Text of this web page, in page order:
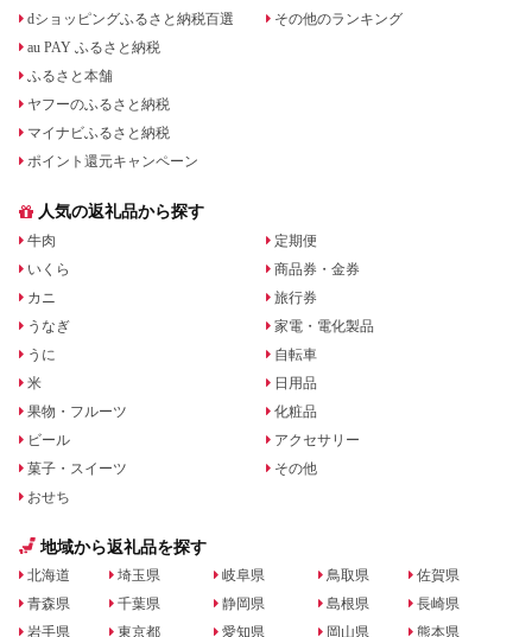
dショッピングふるさと納税百選
au PAY ふるさと納税
ふるさと本舗
ヤフーのふるさと納税
マイナビふるさと納税
ポイント還元キャンペーン
その他のランキング
人気の返礼品から探す
牛肉
いくら
カニ
うなぎ
うに
米
果物・フルーツ
ビール
菓子・スイーツ
おせち
定期便
商品券・金券
旅行券
家電・電化製品
自転車
日用品
化粧品
アクセサリー
その他
地域から返礼品を探す
北海道
青森県
岩手県
埼玉県
千葉県
東京都
岐阜県
静岡県
愛知県
鳥取県
島根県
岡山県
佐賀県
長崎県
熊本県